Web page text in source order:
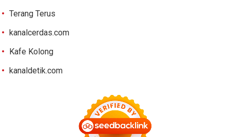
Terang Terus
kanalcerdas.com
Kafe Kolong
kanaldetik.com